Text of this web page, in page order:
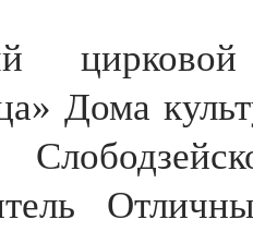
цирковой
Дома